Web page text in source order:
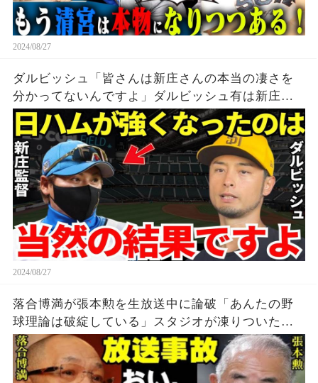
2024/08/27
ダルビッシュ「皆さんは新庄さんの本当の凄さを
分かってないんですよ」ダルビッシュ有は新庄監
督が日本ハムを強くさせるのを確信していた！？
2024/08/27
落合博満が張本勲を生放送中に論破「あんたの野
球理論は破綻している」スタジオが凍りついた三
冠王レジェンドの放った言葉でご意見番はテレビ
から消えた【プロ野球/NPB】